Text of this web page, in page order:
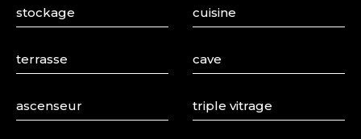
stockage
terrasse
ascenseur
cuisine
cave
triple vitrage